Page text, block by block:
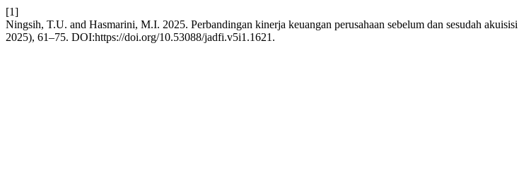
[1]
Ningsih, T.U. and Hasmarini, M.I. 2025. Perbandingan kinerja keuangan perusahaan sebelum dan sesudah
2025), 61–75. DOI:https://doi.org/10.53088/jadfi.v5i1.1621.